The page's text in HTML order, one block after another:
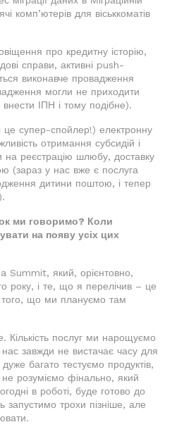
комп’ютерів для віськкоматів
про кредитну історію,
справи, активні push-
виконавче провадження
могли не приходити
ІПН і тому подібне).
це супер-спойлер!) електронну
отримання субсидій і
на реєстрацію шлюбу, доставку
(зараз у нас вже є послуга
дитини поштою, і тепер
ми говоримо? Коли
на появу усіх цих
Summit, який, орієнтовно,
року, і те, що я перелічив – це
того, що ми плануємо там
Кількість послуг ми нарощуємо
нас завжди не вистачає часу для
багато тестуємо продуктів,
розуміємо фінально, який
в роботі, буде готово до
трохи пізніше, але